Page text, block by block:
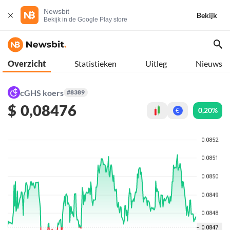
Newsbit
Bekijk in de Google Play store
Bekijk
Overzicht Statistieken Uitleg Nieuws
cGHS koers #8389
$ 0,08476 € 0,20%